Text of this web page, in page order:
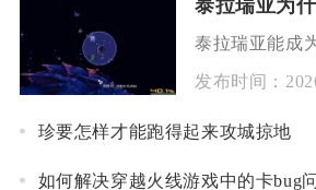
发布时间：
珍要怎样才能跑得起来攻城掠地
如何解决穿越火线游戏中的卡bug